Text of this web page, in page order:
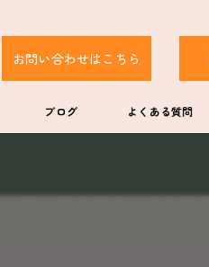
お問い合わせはこちら
ブログ よくある質問